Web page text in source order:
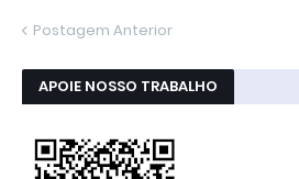
Postagem Anterior
APOIE NOSSO TRABALHO